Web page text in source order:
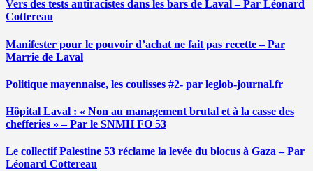
Vers des tests antiracistes dans les bars de Laval – Par Léonard
Cottereau
Manifester pour le pouvoir d’achat ne fait pas recette – Par
Marrie de Laval
Politique mayennaise, les coulisses #2- par leglob-journal.fr
Hôpital Laval : « Non au management brutal et à la casse des
chefferies » – Par le SNMH FO 53
Le collectif Palestine 53 réclame la levée du blocus à Gaza – Par
Léonard Cottereau